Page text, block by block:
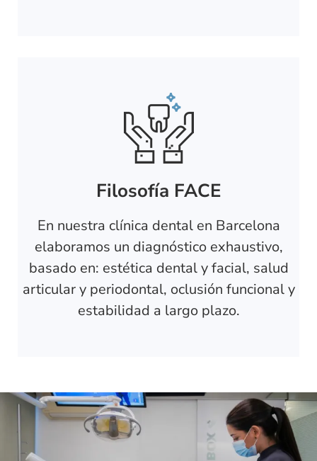
Filosofía FACE
En nuestra clínica dental en Barcelona
elaboramos un diagnóstico exhaustivo,
basado en: estética dental y facial, salud
articular y periodontal, oclusión funcional y
estabilidad a largo plazo.